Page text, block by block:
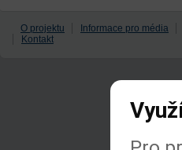
O projektu Informace pro média
Kontakt